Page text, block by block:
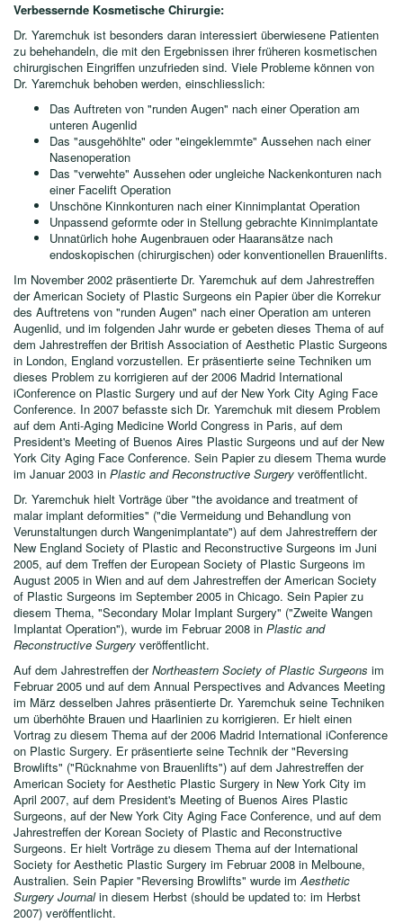
Verbessernde Kosmetische Chirurgie:
Dr. Yaremchuk ist besonders daran interessiert überwiesene Patienten
zu behehandeln, die mit den Ergebnissen ihrer früheren kosmetischen
chirurgischen Eingriffen unzufrieden sind. Viele Probleme können von
Dr. Yaremchuk behoben werden, einschliesslich:
Das Auftreten von "runden Augen" nach einer Operation am
unteren Augenlid
Das "ausgehöhlte" oder "eingeklemmte" Aussehen nach einer
Nasenoperation
Das "verwehte" Aussehen oder ungleiche Nackenkonturen nach
einer Facelift Operation
Unschöne Kinnkonturen nach einer Kinnimplantat Operation
Unpassend geformte oder in Stellung gebrachte Kinnimplantate
Unnatürlich hohe Augenbrauen oder Haaransätze nach
endoskopischen (chirurgischen) oder konventionellen Brauenlifts.
Im November 2002 präsentierte Dr. Yaremchuk auf dem Jahrestreffen
der American Society of Plastic Surgeons ein Papier über die Korrekur
des Auftretens von "runden Augen" nach einer Operation am unteren
Augenlid, und im folgenden Jahr wurde er gebeten dieses Thema of auf
dem Jahrestreffen der British Association of Aesthetic Plastic Surgeons
in London, England vorzustellen. Er präsentierte seine Techniken um
dieses Problem zu korrigieren auf der 2006 Madrid International
iConference on Plastic Surgery und auf der New York City Aging Face
Conference. In 2007 befasste sich Dr. Yaremchuk mit diesem Problem
auf dem Anti-Aging Medicine World Congress in Paris, auf dem
President's Meeting of Buenos Aires Plastic Surgeons und auf der New
York City Aging Face Conference. Sein Papier zu diesem Thema wurde
im Januar 2003 in Plastic and Reconstructive Surgery veröffentlicht.
Dr. Yaremchuk hielt Vorträge über "the avoidance and treatment of
malar implant deformities" ("die Vermeidung und Behandlung von
Verunstaltungen durch Wangenimplantate") auf dem Jahrestreffern der
New England Society of Plastic and Reconstructive Surgeons im Juni
2005, auf dem Treffen der European Society of Plastic Surgeons im
August 2005 in Wien and auf dem Jahrestreffen der American Society
of Plastic Surgeons im September 2005 in Chicago. Sein Papier zu
diesem Thema, "Secondary Molar Implant Surgery" ("Zweite Wangen
Implantat Operation"), wurde im Februar 2008 in Plastic and
Reconstructive Surgery veröffentlicht.
Auf dem Jahrestreffen derNortheastern Society of Plastic Surgeons im
Februar 2005 und auf dem Annual Perspectives and Advances Meeting
im März desselben Jahres präsentierte Dr. Yaremchuk seine Techniken
um überhöhte Brauen und Haarlinien zu korrigieren. Er hielt einen
Vortrag zu diesem Thema auf der 2006 Madrid International iConference
on Plastic Surgery. Er präsentierte seine Technik der "Reversing
Browlifts" ("Rücknahme von Brauenlifts") auf dem Jahrestreffen der
American Society for Aesthetic Plastic Surgery in New York City im
April 2007, auf dem President's Meeting of Buenos Aires Plastic
Surgeons, auf der New York City Aging Face Conference, und auf dem
Jahrestreffen der Korean Society of Plastic and Reconstructive
Surgeons. Er hielt Vorträge zu diesem Thema auf der International
Society for Aesthetic Plastic Surgery im Februar 2008 in Melboune,
Australien. Sein Papier "Reversing Browlifts" wurde imAesthetic
Surgery Journalin diesem Herbst (should be updated to: im Herbst
2007) veröffentlicht.